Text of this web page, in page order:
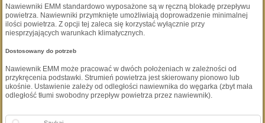
Nawiewniki EMM standardowo wyposażone są w ręczną blokadę przepływu
powietrza. Nawiewniki przymknięte umożliwiają doprowadzenie minimalnej
ilości powietrza. Z opcji tej zaleca się korzystać wyłącznie przy
niesprzyjających warunkach klimatycznych.
Dostosowany do potrzeb
Nawiewnik EMM może pracować w dwóch położeniach w zależności od
przykręcenia podstawki. Strumień powietrza jest skierowany pionowo lub
ukośnie. Ustawienie zależy od odległości nawiewnika do węgarka (zbyt mała
odległość tłumi swobodny przepływ powietrza przez nawiewnik).